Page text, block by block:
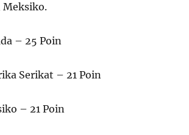
Meksiko.
– 25 Poin
Serikat – 21 Poin
– 21 Poin